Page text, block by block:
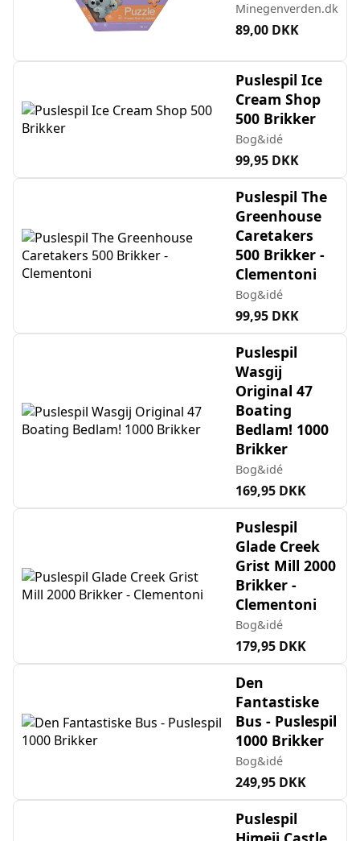
Minegenverden.dk
89,00 DKK
Puslespil Ice
Cream Shop
500 Brikker
Bog&idé
99,95 DKK
Puslespil The
Greenhouse
Caretakers
500 Brikker -
Clementoni
Bog&idé
99,95 DKK
Puslespil
Wasgij
Original 47
Boating
Bedlam! 1000
Brikker
Bog&idé
169,95 DKK
Puslespil
Glade Creek
Grist Mill 2000
Brikker -
Clementoni
Bog&idé
179,95 DKK
Den
Fantastiske
Bus - Puslespil
1000 Brikker
Bog&idé
249,95 DKK
Puslespil